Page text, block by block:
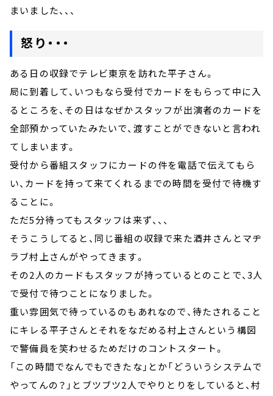
まいました、、、
怒り・・・
ある日の収録でテレビ東京を訪れた平子さん。
局に到着して、いつもなら受付でカードをもらって中に入
るところを、その日はなぜかスタッフが出演者のカードを
全部預かっていたみたいで、渡すことができないと言われ
てしまいます。
受付から番組スタッフにカードの件を電話で伝えてもら
い、カードを持って来てくれるまでの時間を受付で待機す
ることに。
ただ5分待ってもスタッフは来ず、、、
そうこうしてると、同じ番組の収録で来た酒井さんとマヂ
ラブ村上さんがやってきます。
その2人のカードもスタッフが持っているとのことで、3人
で受付で待つことになりました。
重い雰囲気で待っているのもあれなので、待たされること
にキレる平子さんとそれをなだめる村上さんという構図
で警備員を笑わせるためだけのコントスタート。
「この時間でなんでもできたな」とか「どういうシステムで
やってんの？」とブツブツ2人でやりとりをしていると、村